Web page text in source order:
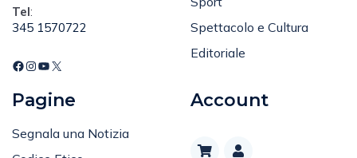
345 1570722
Spettacolo e Cultura
Editoriale
Codice Etico